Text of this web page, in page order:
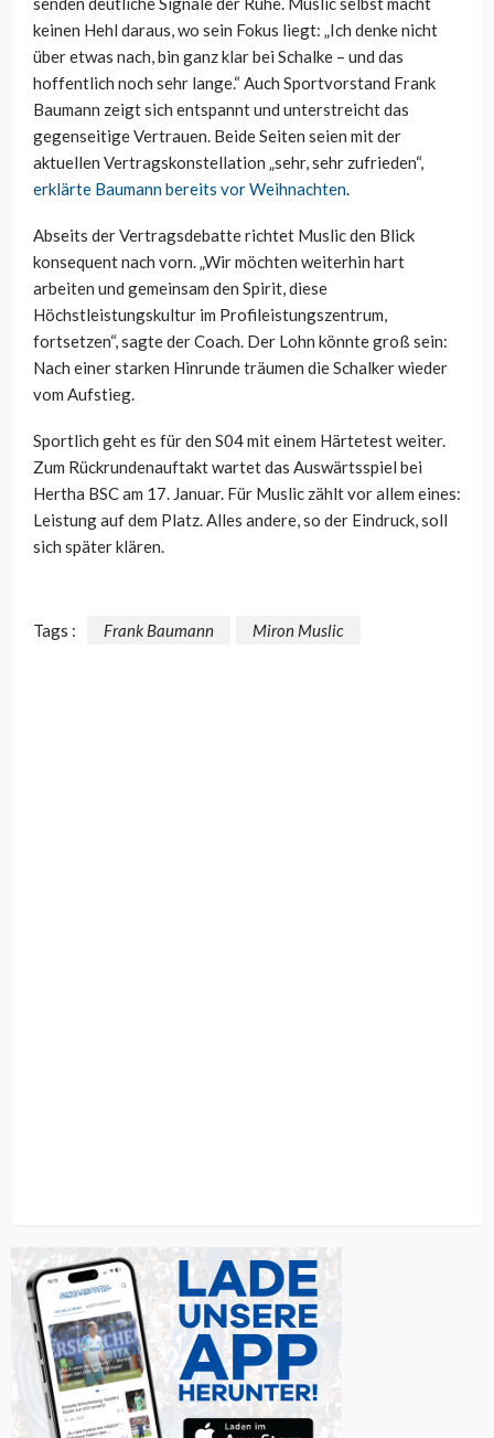
keinen Hehl daraus, wo sein Fokus liegt: „Ich denke nicht
über etwas nach, bin ganz klar bei Schalke – und das
hoffentlich noch sehr lange.“ Auch Sportvorstand Frank
Baumann zeigt sich entspannt und unterstreicht das
gegenseitige Vertrauen. Beide Seiten seien mit der
aktuellen Vertragskonstellation „sehr, sehr zufrieden“,
erklärte Baumann bereits vor Weihnachten.
Abseits der Vertragsdebatte richtet Muslic den Blick
konsequent nach vorn. „Wir möchten weiterhin hart
arbeiten und gemeinsam den Spirit, diese
Höchstleistungskultur im Profileistungszentrum,
fortsetzen“, sagte der Coach. Der Lohn könnte groß sein:
Nach einer starken Hinrunde träumen die Schalker wieder
vom Aufstieg.
Sportlich geht es für den S04 mit einem Härtetest weiter.
Zum Rückrundenauftakt wartet das Auswärtsspiel bei
Hertha BSC am 17. Januar. Für Muslic zählt vor allem eines:
Leistung auf dem Platz. Alles andere, so der Eindruck, soll
sich später klären.
Tags : Frank Baumann Miron Muslic